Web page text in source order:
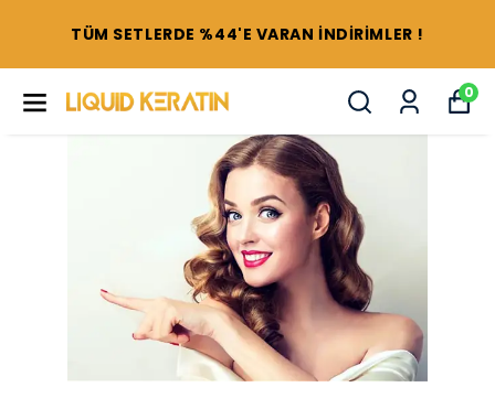
TÜM SETLERDE %44'E VARAN İNDİRİMLER !
0